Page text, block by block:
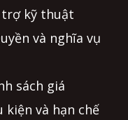
trợ kỹ thuật
và nghĩa vụ
sách giá
kiện và hạn chế